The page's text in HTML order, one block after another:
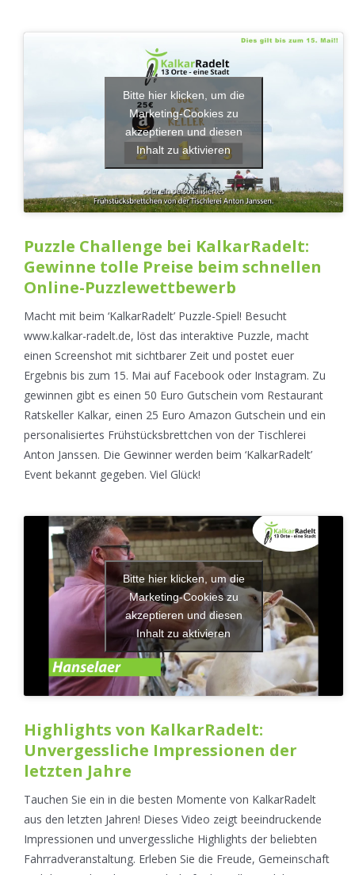
Bitte hier klicken, um die
Marketing-Cookies zu
akzeptieren und diesen
Inhalt zu aktivieren
Puzzle Challenge bei KalkarRadelt:
Gewinne tolle Preise beim schnellen
Online-Puzzlewettbewerb
Macht mit beim ‘KalkarRadelt’ Puzzle-Spiel! Besucht
www.kalkar-radelt.de, löst das interaktive Puzzle, macht
einen Screenshot mit sichtbarer Zeit und postet euer
Ergebnis bis zum 15. Mai auf Facebook oder Instagram. Zu
gewinnen gibt es einen 50 Euro Gutschein vom Restaurant
Ratskeller Kalkar, einen 25 Euro Amazon Gutschein und ein
personalisiertes Frühstücksbrettchen von der Tischlerei
Anton Janssen. Die Gewinner werden beim ‘KalkarRadelt’
Event bekannt gegeben. Viel Glück!
Bitte hier klicken, um die
Marketing-Cookies zu
akzeptieren und diesen
Inhalt zu aktivieren
Highlights von KalkarRadelt:
Unvergessliche Impressionen der
letzten Jahre
Tauchen Sie ein in die besten Momente von KalkarRadelt
aus den letzten Jahren! Dieses Video zeigt beeindruckende
Impressionen und unvergessliche Highlights der beliebten
Fahrradveranstaltung. Erleben Sie die Freude, Gemeinschaft